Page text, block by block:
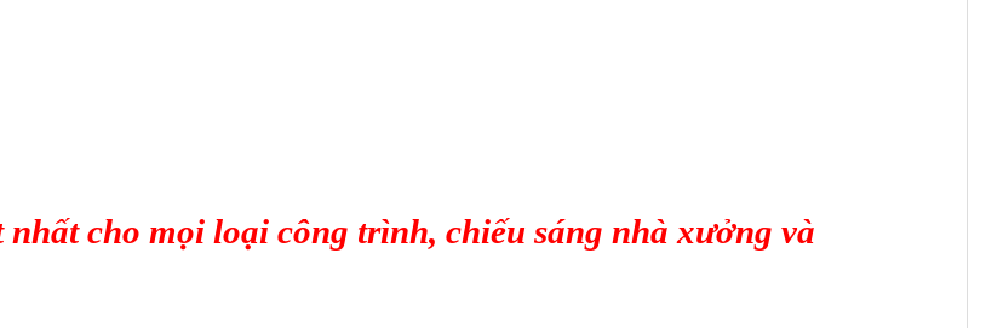
nhất cho mọi loại công trình, chiếu sáng nhà xưởng và